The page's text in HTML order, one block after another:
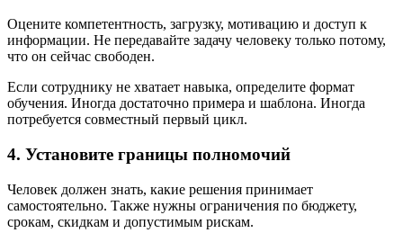
Оцените компетентность, загрузку, мотивацию и доступ к
информации. Не передавайте задачу человеку только потому,
что он сейчас свободен.
Если сотруднику не хватает навыка, определите формат
обучения. Иногда достаточно примера и шаблона. Иногда
потребуется совместный первый цикл.
4. Установите границы полномочий
Человек должен знать, какие решения принимает
самостоятельно. Также нужны ограничения по бюджету,
срокам, скидкам и допустимым рискам.